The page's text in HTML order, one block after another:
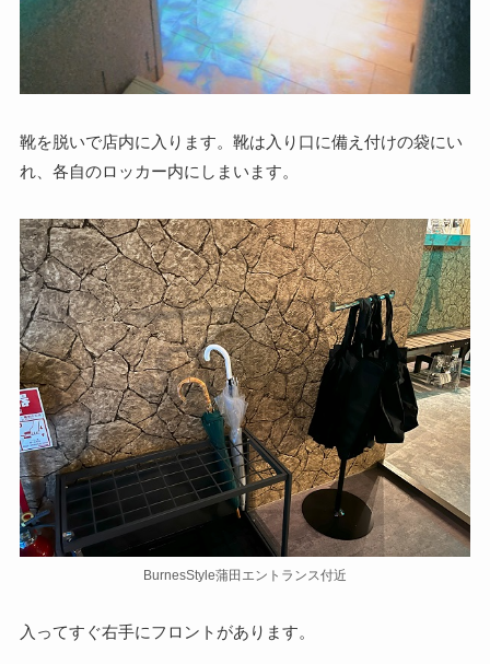
靴を脱いで店内に入ります。靴は入り口に備え付けの袋にい
れ、各自のロッカー内にしまいます。
BurnesStyle蒲田エントランス付近
入ってすぐ右手にフロントがあります。